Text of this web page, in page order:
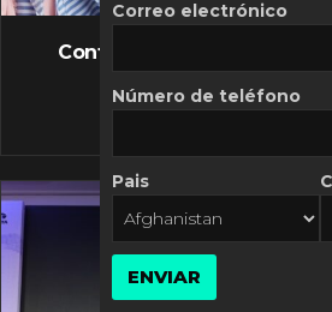
FLASH NEWS
Controversia de Mercado
10 MARZO, 2026
Correo electrónico
Número de teléfono
Pais
ENVIAR